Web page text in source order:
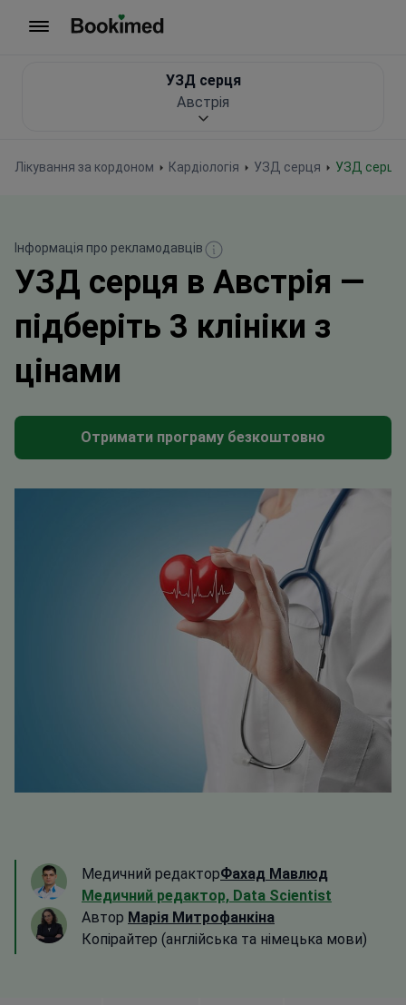
Лікування за кордоном Кардіологія УЗД серця УЗД серця
УЗД серця
Австрія
Інформація про рекламодавців
УЗД серця в Австрія —
підберіть 3 клініки з
цінами
Отримати програму безкоштовно
Медичний редакторФахад Мавлюд
Медичний редактор, Data Scientist
Автор Марія Митрофанкіна
Копірайтер (англійська та німецька мови)